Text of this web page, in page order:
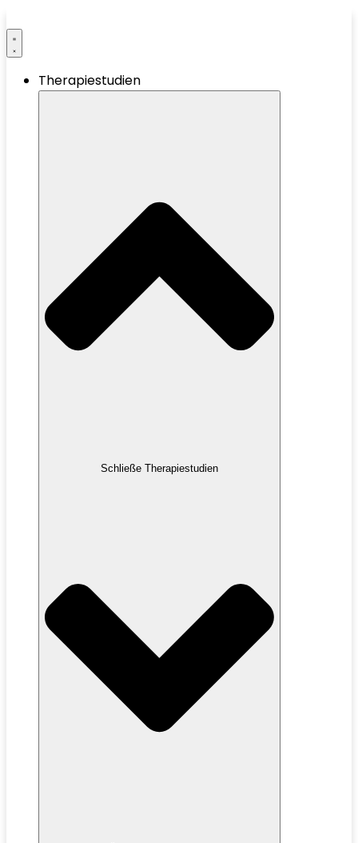
Therapiestudien
Schließe Therapiestudien